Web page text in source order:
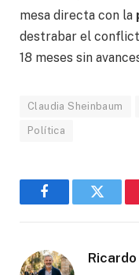
mesa directa con la
destrabar el
18 meses sin
Claudia Sheinbaum
Política
FacebookGorjeo